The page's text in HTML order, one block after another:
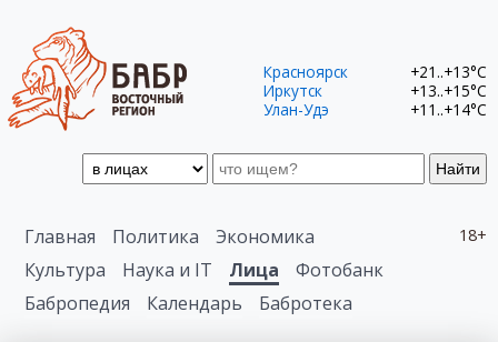
Найти
Красноярск
+21..+13°C
Иркутск
+13..+15°C
Улан-Удэ
+11..+14°C
18+
Главная Политика
Экономика
Культура
Наука и IT Лица
Фотобанк
Бабропедия
Календарь Бабротека